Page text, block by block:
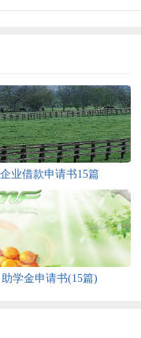
企业借款申请书15篇
助学金申请书(15篇)